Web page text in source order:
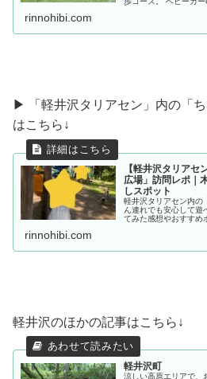
rinnohibi.com
▶ 「軽井沢タリアセン」内の「
はこちら↓
【軽井沢タリアセ
広場」訪問レポ｜
しスポット
軽井沢タリアセン内の
ん連れでも安心して遊
てみた感想やおすすめ
rinnohibi.com
軽井沢のほかの記事はこちら↓
軽井沢町
涼しい高原エリアで、